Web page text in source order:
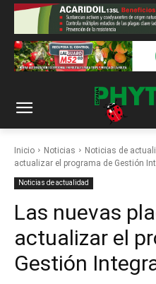
Inicio Noticias Noticias de
actualizar el programa de Gestión
Noticias de actualidad
Las nuevas
actualizar el
Gestión